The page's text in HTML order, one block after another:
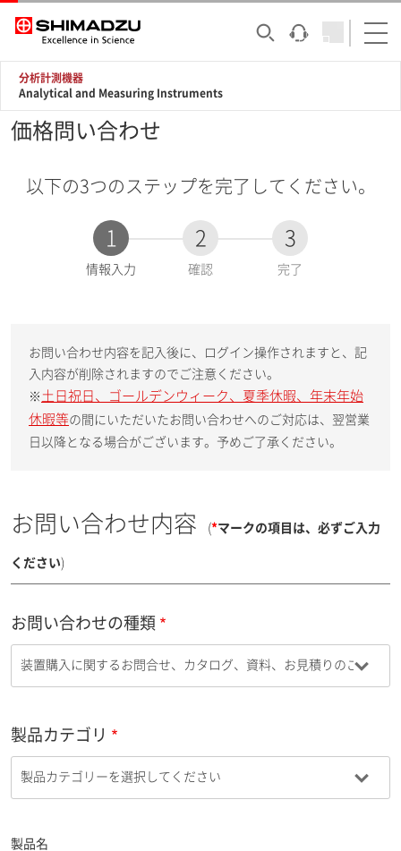
分析計測機器
Analytical and Measuring Instruments
価格問い合わせ
以下の3つのステップを完了してください。
1
現
情報入力
2
確認
3
完了
お問い合わせ内容を記入後に、ログイン操作されますと、記
入内容が削除されますのでご注意ください。
※ 土日祝日、ゴールデンウィーク、夏季休暇、年末年始
休暇等の間にいただいたお問い合わせへのご対応は、翌営業
日以降となる場合がございます。予めご了承ください。
お問い合わせ内容 (*マークの項目は、必ずご入力
ください)
お問い合わせの種類
製品カテゴリ
製品名